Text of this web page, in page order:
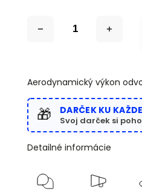
Aerodynamický výkon
🎁 DARČEK KU
Svoj darček si
Detailné informácie